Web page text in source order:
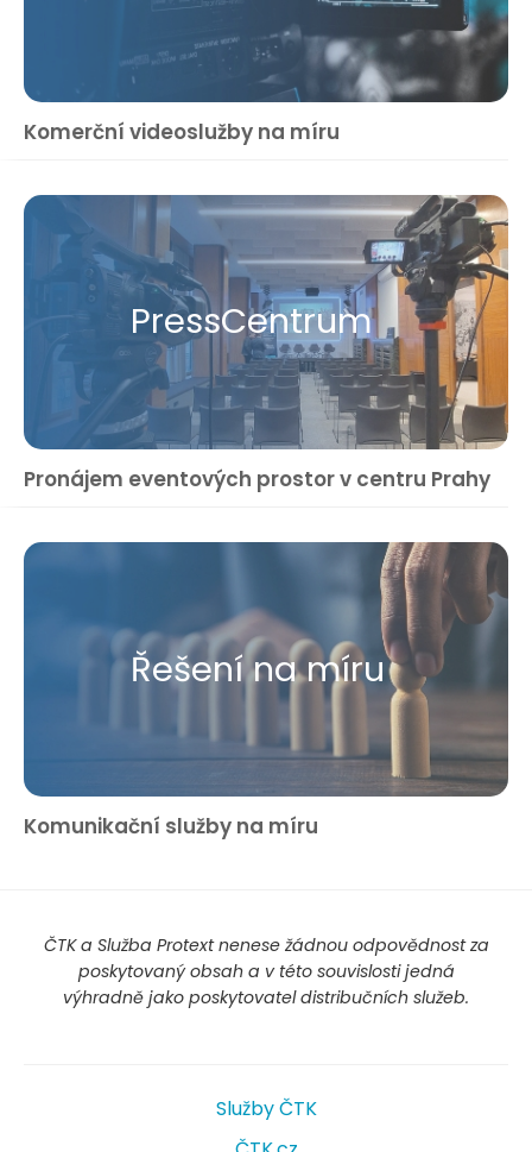
Komerční videoslužby na míru
Press​Centrum
Pronájem eventových prostor v centru Prahy
Řešení na míru
Komunikační služby na míru
ČTK a Služba Protext nenese žádnou odpovědnost za
poskytovaný obsah a v této souvislosti jedná
výhradně jako poskytovatel distribučních služeb.
Služby ČTK